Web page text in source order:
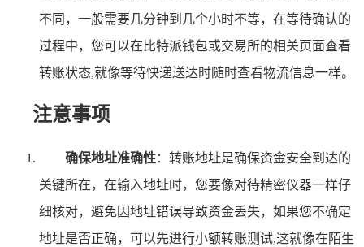
不同，一般需要几分钟到几个小时不等，在等待确认的
过程中，您可以在比特派钱包或交易所的相关页面查看
转账状态,就像等待快递送达时随时查看物流信息一样。
注意事项
确保地址准确性：转账地址是确保资金安全到达的
关键所在，在输入地址时，您要像对待精密仪器一样仔
细核对，避免因地址错误导致资金丢失，如果您不确定
地址是否正确，可以先进行小额转账测试,这就像在陌生